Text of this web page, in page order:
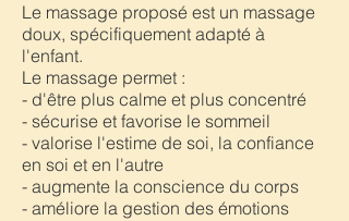
Le massage proposé est un massage
doux, spécifiquement adapté à
l'enfant.
Le massage permet :
- d'être plus calme et plus concentré
- sécurise et favorise le sommeil
- valorise l'estime de soi, la confiance
en soi et en l'autre
- augmente la conscience du corps
- améliore la gestion des émotions